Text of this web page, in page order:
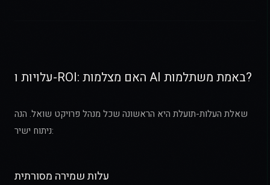
עלויות ו-ROI: האם מצלמות AI באמת משתלמות?
שאלת העלות-תועלת היא הראשונה שכל מנהל פרויקט שואל. הנה
ניתוח ישיר:
עלות שמירה מסורתית